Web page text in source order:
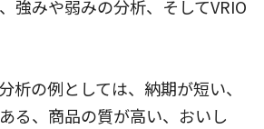
強みや弱みの分析、そしてVRIO
析の例としては、納期が短い、
る、商品の質が高い、おいし